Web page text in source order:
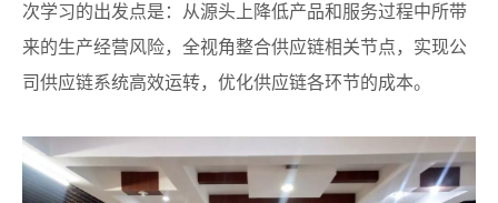
次学习的出发点是：从源头上降低产品和服务过程中所带
来的生产经营风险，全视角整合供应链相关节点，实现公
司供应链系统高效运转，优化供应链各环节的成本。